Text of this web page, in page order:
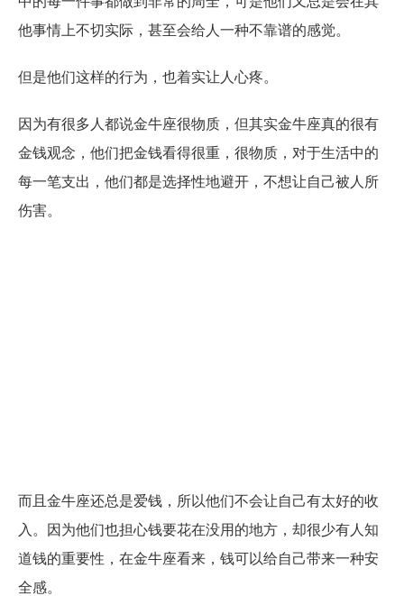
他事情上不切实际，甚至会给人一种不靠谱的感觉。
但是他们这样的行为，也着实让人心疼。
因为有很多人都说金牛座很物质，但其实金牛座真的很有
金钱观念，他们把金钱看得很重，很物质，对于生活中的
每一笔支出，他们都是选择性地避开，不想让自己被人所
伤害。
而且金牛座还总是爱钱，所以他们不会让自己有太好的收
入。因为他们也担心钱要花在没用的地方，却很少有人知
道钱的重要性，在金牛座看来，钱可以给自己带来一种安
全感。